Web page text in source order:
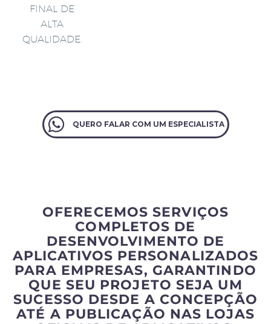
FINAL DE
ALTA
QUALIDADE.
QUERO FALAR COM UM ESPECIALISTA
OFERECEMOS SERVIÇOS
COMPLETOS DE
DESENVOLVIMENTO DE
APLICATIVOS PERSONALIZADOS
PARA EMPRESAS, GARANTINDO
QUE SEU PROJETO SEJA UM
SUCESSO DESDE A CONCEPÇÃO
ATÉ A PUBLICAÇÃO NAS LOJAS